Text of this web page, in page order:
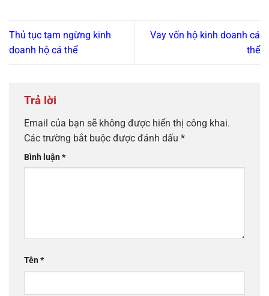
Thủ tục tạm ngừng kinh
doanh hộ cá thể
Vay vốn hộ kinh doanh cá
thể
Trả lời
Email của bạn sẽ không được hiển thị công khai.
Các trường bắt buộc được đánh dấu *
Bình luận*
Tên*